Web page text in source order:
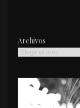
Archivos